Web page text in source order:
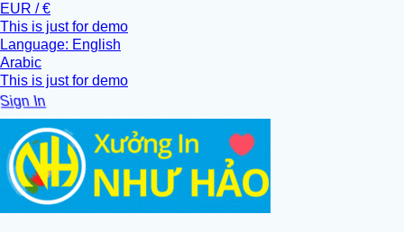
EUR / €
This is just for demo
Language: English
Arabic
This is just for demo
In